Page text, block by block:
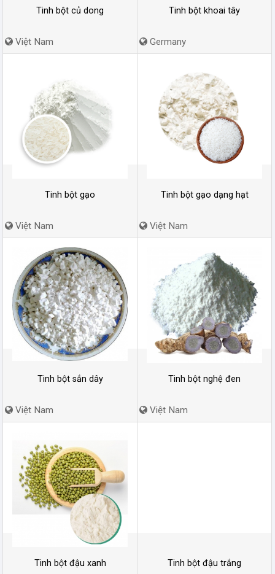
Tinh bột củ dong
Việt Nam
Tinh bột khoai tây
Germany
Tinh bột gạo
Việt Nam
Tinh bột gạo dạng hạt
Việt Nam
Tinh bột sắn dây
Việt Nam
Tinh bột nghệ đen
Việt Nam
Tinh bột đậu xanh Tinh bột đậu trắng